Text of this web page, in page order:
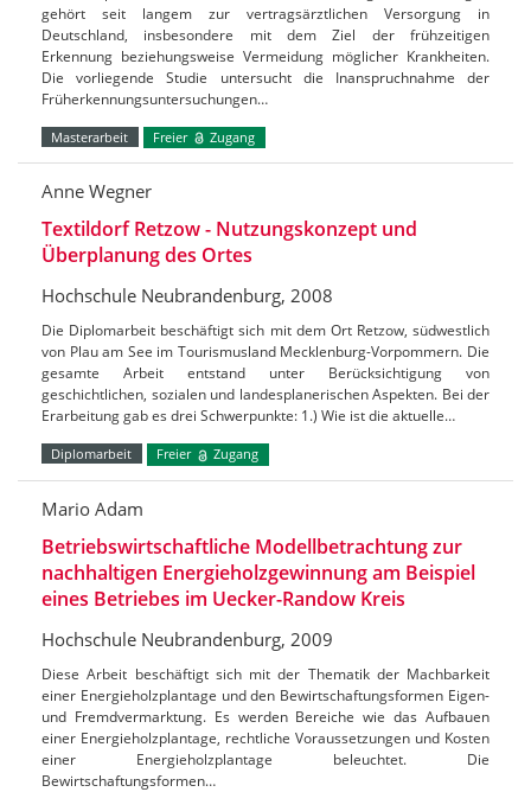
gehört seit langem zur vertragsärztlichen Versorgung in
Deutschland, insbesondere mit dem Ziel der frühzeitigen
Erkennung beziehungsweise Vermeidung möglicher Krankheiten.
Die vorliegende Studie untersucht die Inanspruchnahme der
Früherkennungsuntersuchungen…
Masterarbeit Freier Zugang
Anne Wegner
Textildorf Retzow - Nutzungskonzept und
Überplanung des Ortes
Hochschule Neubrandenburg, 2008
Die Diplomarbeit beschäftigt sich mit dem Ort Retzow, südwestlich
von Plau am See im Tourismusland Mecklenburg-Vorpommern. Die
gesamte Arbeit entstand unter Berücksichtigung von
geschichtlichen, sozialen und landesplanerischen Aspekten. Bei der
Erarbeitung gab es drei Schwerpunkte: 1.) Wie ist die aktuelle…
Diplomarbeit Freier Zugang
Mario Adam
Betriebswirtschaftliche Modellbetrachtung zur
nachhaltigen Energieholzgewinnung am Beispiel
eines Betriebes im Uecker-Randow Kreis
Hochschule Neubrandenburg, 2009
Diese Arbeit beschäftigt sich mit der Thematik der Machbarkeit
einer Energieholzplantage und den Bewirtschaftungsformen Eigen-
und Fremdvermarktung. Es werden Bereiche wie das Aufbauen
einer Energieholzplantage, rechtliche Voraussetzungen und Kosten
einer Energieholzplantage beleuchtet. Die
Bewirtschaftungsformen…